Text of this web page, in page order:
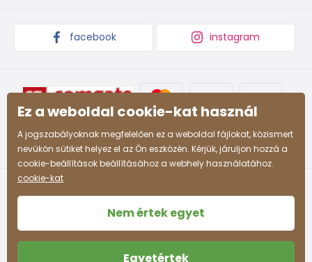
facebook instagram
Ez a weboldal cookie-kat használ
A jogszabályoknak megfelelően ez a weboldal fájlokat, közismert
nevükön sütiket helyez el az Ön eszközén. Kérjük, járuljon hozzá a
cookie-beállítások beállításához a webhely használatához.
cookie-kat
Nem értek egyet
Egyetértek